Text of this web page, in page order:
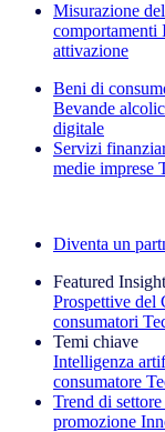
Misurazione
comportamenti
attivazione
Beni di
Bevande
digitale
Servizi
medie imprese
Diventa un
Featured
Prospettive del
consumatori
Temi chiave
Intelligenza
consumatore
Trend di settore
promozione